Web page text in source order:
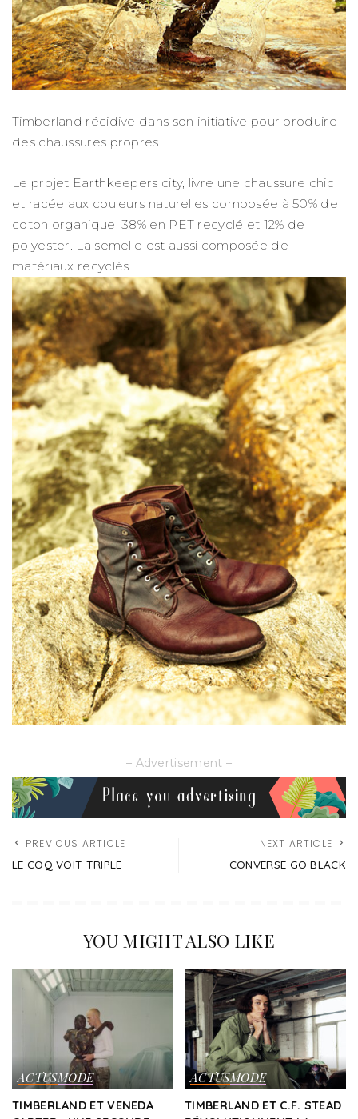
Timberland récidive dans son initiative pour produire
des chaussures propres.
Le projet Earthkeepers city, livre une chaussure chic
et racée aux couleurs naturelles composée à 50% de
coton organique, 38% en PET recyclé et 12% de
polyester. La semelle est aussi composée de
matériaux recyclés.
– Advertisement –
PREVIOUS ARTICLE
LE COQ VOIT TRIPLE
NEXT ARTICLE
CONVERSE GO BLACK
YOU MIGHT ALSO LIKE
ACTUSMODE
TIMBERLAND ET VENEDA
ACTUSMODE
TIMBERLAND ET C.F. STEAD